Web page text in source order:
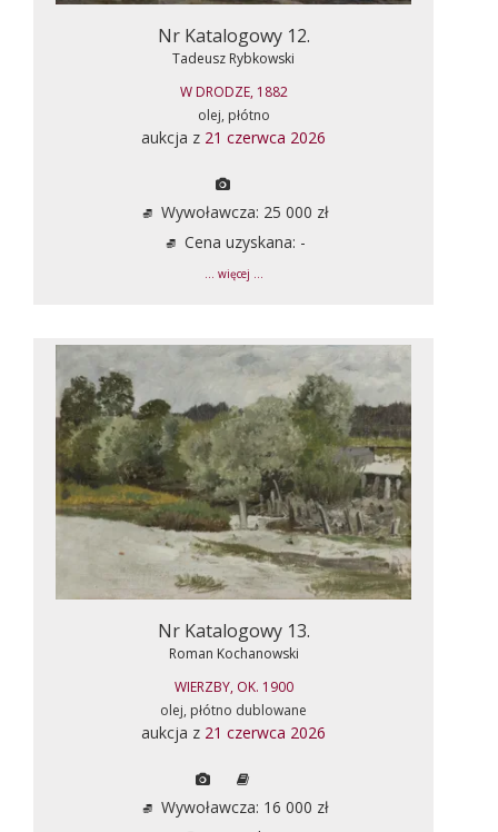
Nr Katalogowy 12.
Tadeusz Rybkowski
W DRODZE, 1882
olej, płótno
aukcja z 21 czerwca 2026
Wywoławcza: 25 000 zł
Cena uzyskana: -
... więcej ...
Nr Katalogowy 13.
Roman Kochanowski
WIERZBY, OK. 1900
olej, płótno dublowane
aukcja z 21 czerwca 2026
Wywoławcza: 16 000 zł